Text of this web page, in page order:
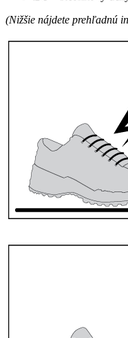
(Nižšie nájdete prehľadnú